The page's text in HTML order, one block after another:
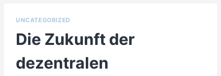
UNCATEGORIZED
Die Zukunft der
dezentralen